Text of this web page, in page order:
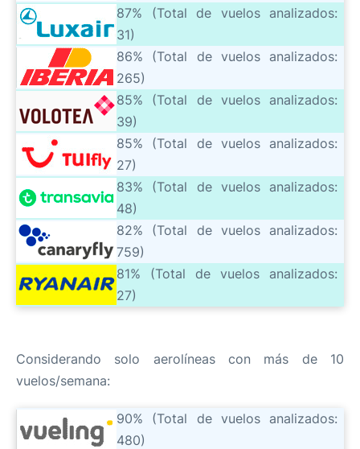
87% (Total de vuelos analizados:
31)
86% (Total de vuelos analizados:
265)
85% (Total de vuelos analizados:
39)
85% (Total de vuelos analizados:
27)
83% (Total de vuelos analizados:
48)
82% (Total de vuelos analizados:
759)
81% (Total de vuelos analizados:
27)
Considerando solo aerolíneas con más de 10
vuelos/semana:
90% (Total de vuelos analizados:
480)